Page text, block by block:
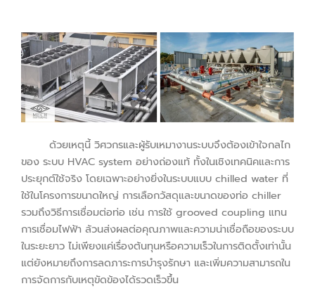
ด้วยเหตุนี้ วิศวกรและผู้รับเหมางานระบบจึงต้องเข้าใจกลไก
ของ ระบบ HVAC system อย่างถ่องแท้ ทั้งในเชิงเทคนิคและการ
ประยุกต์ใช้จริง โดยเฉพาะอย่างยิ่งในระบบแบบ chilled water ที่
ใช้ในโครงการขนาดใหญ่ การเลือกวัสดุและขนาดของท่อ chiller
รวมถึงวิธีการเชื่อมต่อท่อ เช่น การใช้ grooved coupling แทน
การเชื่อมไฟฟ้า ล้วนส่งผลต่อคุณภาพและความน่าเชื่อถือของระบบ
ในระยะยาว ไม่เพียงแค่เรื่องต้นทุนหรือความเร็วในการติดตั้งเท่านั้น
แต่ยังหมายถึงการลดภาระการบำรุงรักษา และเพิ่มความสามารถใน
การจัดการกับเหตุขัดข้องได้รวดเร็วขึ้น